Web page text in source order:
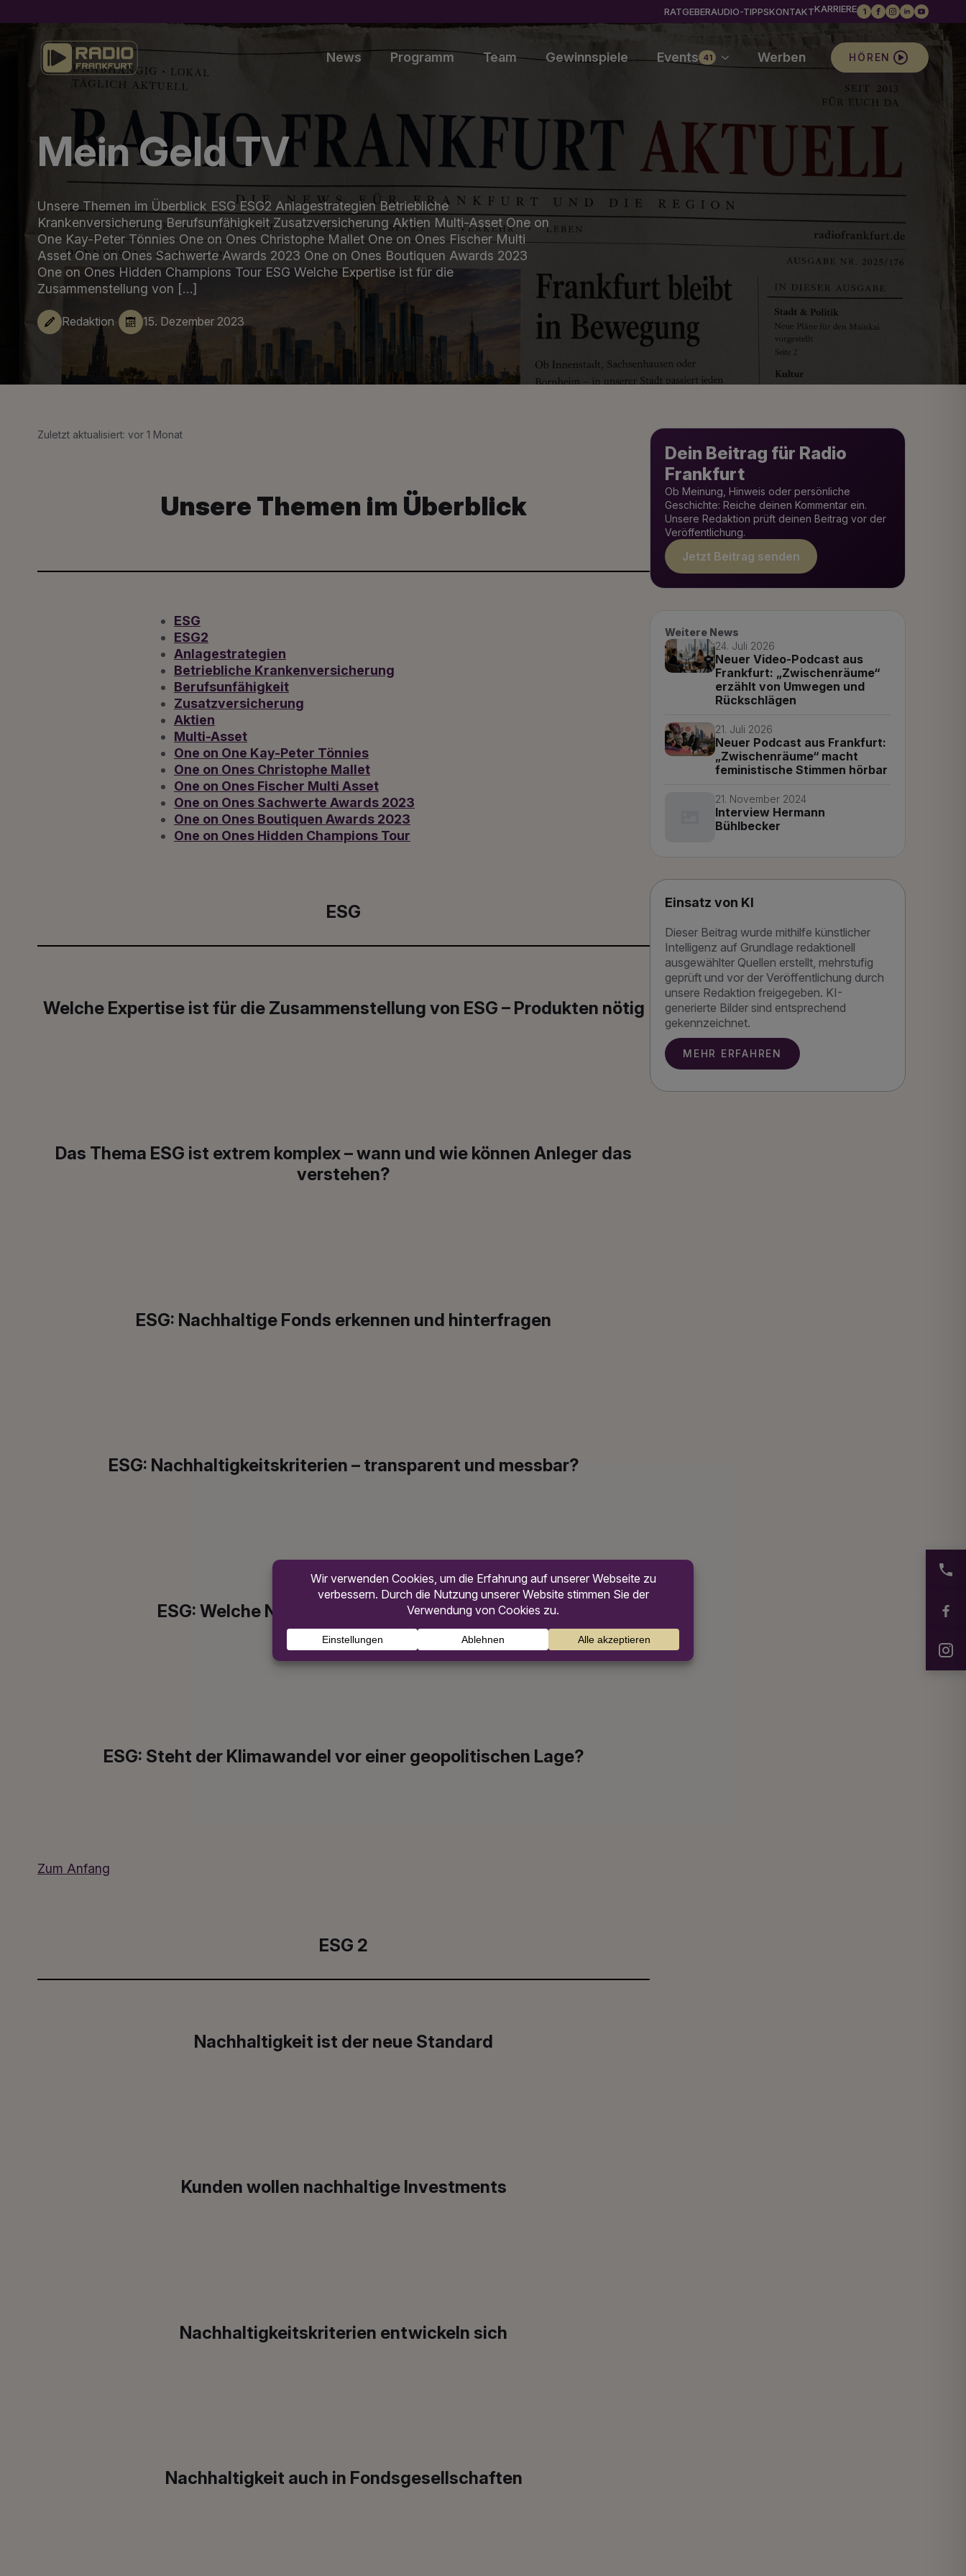
RATGEBERAUDIO-TIPPSKONTAKTKARRIERE 1
News Programm Team Gewinnspiele Events 41 Werben HÖREN
Mein Geld TV
Unsere Themen im Überblick ESG ESG2 Anlagestrategien Betriebliche
Krankenversicherung Berufsunfähigkeit Zusatzversicherung Aktien Multi-Asset One on
One Kay-Peter Tönnies One on Ones Christophe Mallet One on Ones Fischer Multi
Asset One on Ones Sachwerte Awards 2023 One on Ones Boutiquen Awards 2023
One on Ones Hidden Champions Tour ESG Welche Expertise ist für die
Zusammenstellung von […]
Redaktion· 15. Dezember 2023
Zuletzt aktualisiert: vor 1 Monat
Unsere Themen im Überblick
ESG
ESG2
Anlagestrategien
Betriebliche Krankenversicherung
Berufsunfähigkeit
Zusatzversicherung
Aktien
Multi-Asset
One on One Kay-Peter Tönnies
One on Ones Christophe Mallet
One on Ones Fischer Multi Asset
One on Ones Sachwerte Awards 2023
One on Ones Boutiquen Awards 2023
One on Ones Hidden Champions Tour
ESG
Welche Expertise ist für die Zusammenstellung von ESG – Produkten nötig
Das Thema ESG ist extrem komplex – wann und wie können Anleger das
verstehen?
ESG: Nachhaltige Fonds erkennen und hinterfragen
ESG: Nachhaltigkeitskriterien – transparent und messbar?
ESG: Welche Nachhaltigkeitskriterien gibt es?
ESG: Steht der Klimawandel vor einer geopolitischen Lage?
Zum Anfang
ESG 2
Nachhaltigkeit ist der neue Standard
Kunden wollen nachhaltige Investments
Nachhaltigkeitskriterien entwickeln sich
Nachhaltigkeit auch in Fondsgesellschaften
Dein Beitrag für Radio
Frankfurt
Ob Meinung, Hinweis oder persönliche
Geschichte: Reiche deinen Kommentar ein.
Unsere Redaktion prüft deinen Beitrag vor der
Veröffentlichung.
Jetzt Beitrag senden
Weitere News
24. Juli 2026
Neuer Video-Podcast aus
Frankfurt: „Zwischenräume“
erzählt von Umwegen und
Rückschlägen
21. Juli 2026
Neuer Podcast aus Frankfurt:
„Zwischenräume“ macht
feministische Stimmen hörbar
21. November 2024
Interview Hermann
Bühlbecker
Einsatz von KI
Dieser Beitrag wurde mithilfe künstlicher
Intelligenz auf Grundlage redaktionell
ausgewählter Quellen erstellt, mehrstufig
geprüft und vor der Veröffentlichung durch
unsere Redaktion freigegeben. KI-
generierte Bilder sind entsprechend
gekennzeichnet.
MEHR ERFAHREN